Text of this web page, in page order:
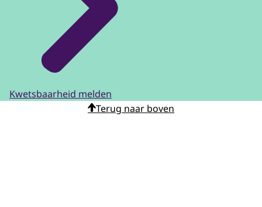
Kwetsbaarheid melden
Terug naar boven